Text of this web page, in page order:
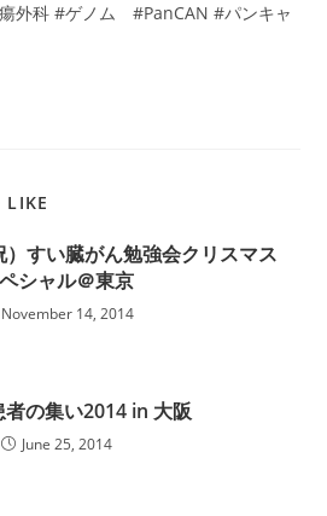
外科 #ゲノム #PanCAN #パンキャ
LIKE
すい臓がん勉強会クリスマス
シャル＠東京
November 14, 2014
者の集い2014 in 大阪
June 25, 2014